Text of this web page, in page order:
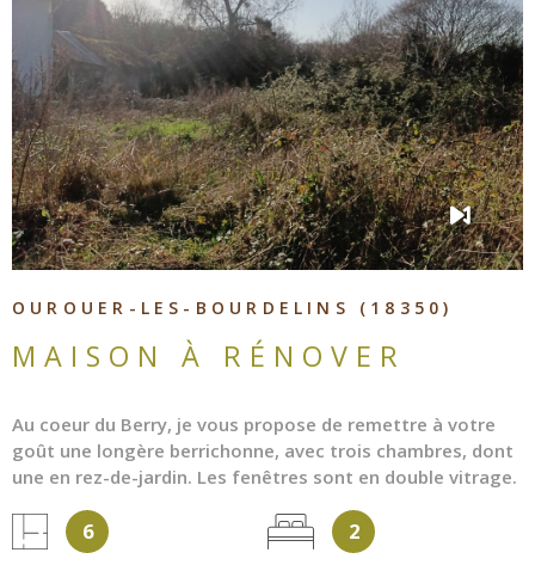
OUROUER-LES-BOURDELINS (18350)
MAISON À RÉNOVER
Au coeur du Berry, je vous propose de remettre à votre
goût une longère berrichonne, avec trois chambres, dont
une en rez-de-jardin. Les fenêtres sont en double vitrage.
est séparée et traversante. Le jardin est clôturé et
arboré. L'assainissement est individuel. L'électricité est à
6 2
VOIR LE BIEN